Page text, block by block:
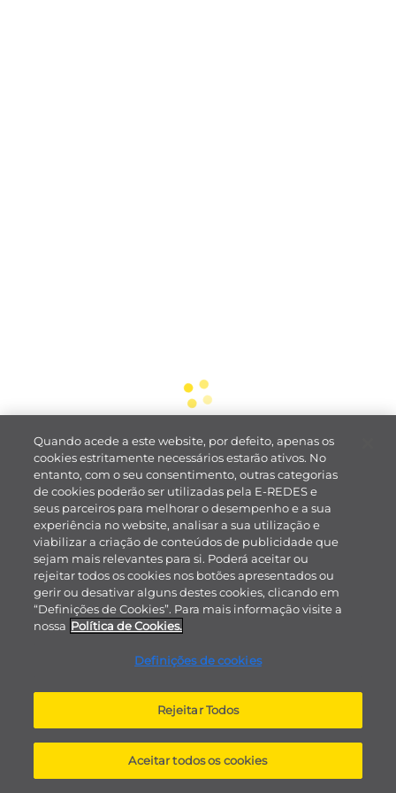
Quando acede a este website, por defeito, apenas os
cookies estritamente necessários estarão ativos. No
entanto, com o seu consentimento, outras categorias
de cookies poderão ser utilizadas pela E-REDES e
seus parceiros para melhorar o desempenho e a sua
experiência no website, analisar a sua utilização e
viabilizar a criação de conteúdos de publicidade que
sejam mais relevantes para si. Poderá aceitar ou
rejeitar todos os cookies nos botões apresentados ou
gerir ou desativar alguns destes cookies, clicando em
“Definições de Cookies”. Para mais informação visite a
nossa Política de Cookies.
Definições de cookies
Rejeitar Todos
Aceitar todos os cookies